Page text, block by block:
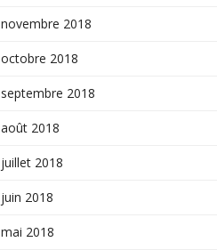
novembre 2018
octobre 2018
septembre 2018
août 2018
juillet 2018
juin 2018
mai 2018